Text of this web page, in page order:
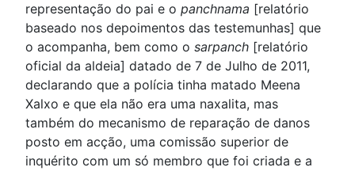
representação do pai e o panchnama [relatório
baseado nos depoimentos das testemunhas] que
o acompanha, bem como o sarpanch [relatório
oficial da aldeia] datado de 7 de Julho de 2011,
declarando que a polícia tinha matado Meena
Xalxo e que ela não era uma naxalita, mas
também do mecanismo de reparação de danos
posto em acção, uma comissão superior de
inquérito com um só membro que foi criada e a